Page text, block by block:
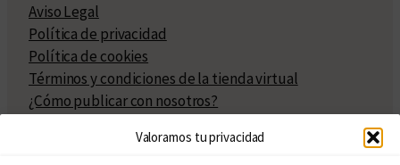
Valoramos tu privacidad
Aviso Legal
Política de privacidad
Política de cookies
Términos y condiciones de la tienda virtual
¿Cómo publicar con nosotros?
Políticas de publicación